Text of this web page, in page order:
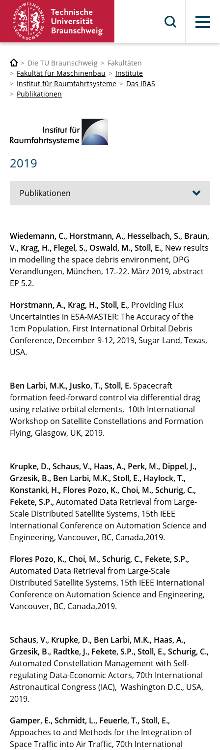
Menü
Die TU Braunschweig
Fakultäten
Fakultät für Maschinenbau
Institute
Institut für Raumfahrtsysteme
Das IRAS
Publikationen
2019
Publikationen
2025
2024
2022
2021
2019
Archiv
Wiedemann, C., Horstmann, A., Hesselbach, S., Braun,
V., Krag, H., Flegel, S., Oswald, M., Stoll, E., New results
in modelling the space debris environment, DPG
Verandlungen, München, 17.-22. März 2019, abstract
EP 5.2.
Horstmann, A., Krag, H., Stoll, E., Providing Flux
Uncertainties in ESA-MASTER: The Accuracy of the
1cm Population, First International Orbital Debris
Conference, December 9-12, 2019, Sugar Land, Texas,
USA.
Ben Larbi, M.K., Jusko, T., Stoll, E.Spacecraft
formation feed-forward control via differential drag
using relative orbital elements, 10th International
Workshop on Satellite Constellations and Formation
Flying, Glasgow, UK, 2019.
Krupke, D., Schaus, V., Haas, A., Perk, M., Dippel, J.,
Grzesik, B., Ben Larbi, M.K., Stoll, E., Haylock, T.,
Konstanki, H., Flores Pozo, K., Choi, M., Schurig, C.,
Fekete, S.P.,Automated Data Retrieval from Large-
Scale Distributed Satellite Systems, 15th IEEE
International Conference on Automation Science and
Engineering, Vancouver, BC, Canada,2019.
Flores Pozo, K., Choi, M., Schurig, C., Fekete, S.P.,
Automated Data Retrieval from Large-Scale
Distributed Satellite Systems, 15th IEEE International
Conference on Automation Science and Engineering,
Vancouver, BC, Canada,2019.
Schaus, V., Krupke, D., Ben Larbi, M.K., Haas, A.,
Grzesik, B., Radtke, J., Fekete, S.P., Stoll, E., Schurig, C.,
Automated Constellation Management with Self-
regulating Data-Economic Actors, 70th International
Astronautical Congress (IAC), Washington D.C., USA,
2019.
Gamper, E., Schmidt, L., Feuerle, T., Stoll, E.,
Appoaches to and Methods for the Integration of
Space Traffic into Air Traffic, 70th International